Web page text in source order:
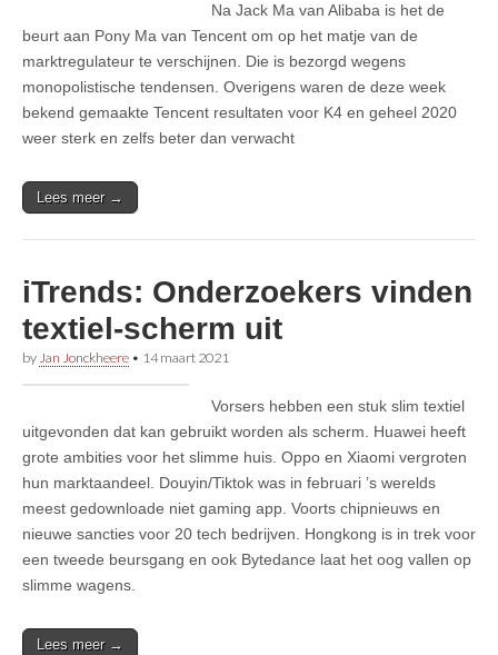
Na Jack Ma van Alibaba is het de
beurt aan Pony Ma van Tencent om op het matje van de
marktregulateur te verschijnen. Die is bezorgd wegens
monopolistische tendensen. Overigens waren de deze week
bekend gemaakte Tencent resultaten voor K4 en geheel 2020
weer sterk en zelfs beter dan verwacht
Lees meer →
iTrends: Onderzoekers vinden
textiel-scherm uit
by Jan Jonckheere • 14 maart 2021
Vorsers hebben een stuk slim textiel
uitgevonden dat kan gebruikt worden als scherm. Huawei heeft
grote ambities voor het slimme huis. Oppo en Xiaomi vergroten
hun marktaandeel. Douyin/Tiktok was in februari ’s werelds
meest gedownloade niet gaming app. Voorts chipnieuws en
nieuwe sancties voor 20 tech bedrijven. Hongkong is in trek voor
een tweede beursgang en ook Bytedance laat het oog vallen op
slimme wagens.
Lees meer →